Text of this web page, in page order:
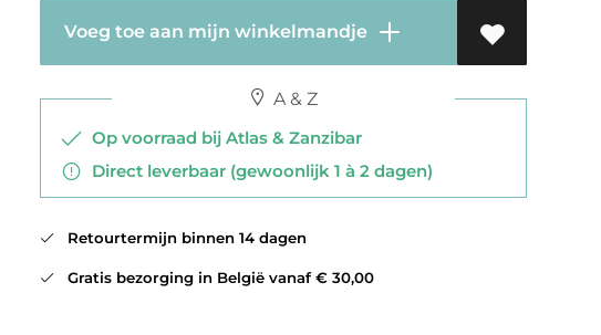
Voeg toe aan mijn winkelmandje
A & Z
Op voorraad bij Atlas & Zanzibar
Direct leverbaar (gewoonlijk 1 à 2 dagen)
Retourtermijn binnen 14 dagen
Gratis bezorging in België vanaf € 30,00